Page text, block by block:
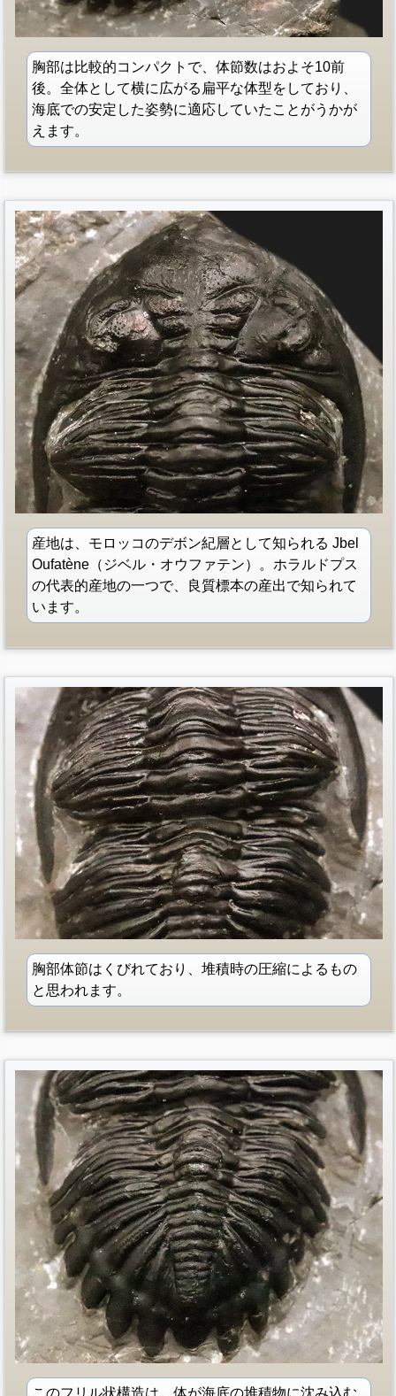
胸部は比較的コンパクトで、体節数はおよそ10前
後。全体として横に広がる扁平な体型をしており、
海底での安定した姿勢に適応していたことがうかが
えます。
産地は、モロッコのデボン紀層として知られる Jbel
Oufatène（ジベル・オウファテン）。ホラルドプス
の代表的産地の一つで、良質標本の産出で知られて
います。
胸部体節はくびれており、堆積時の圧縮によるもの
と思われます。
このフリル状構造は、体が海底の堆積物に沈み込む